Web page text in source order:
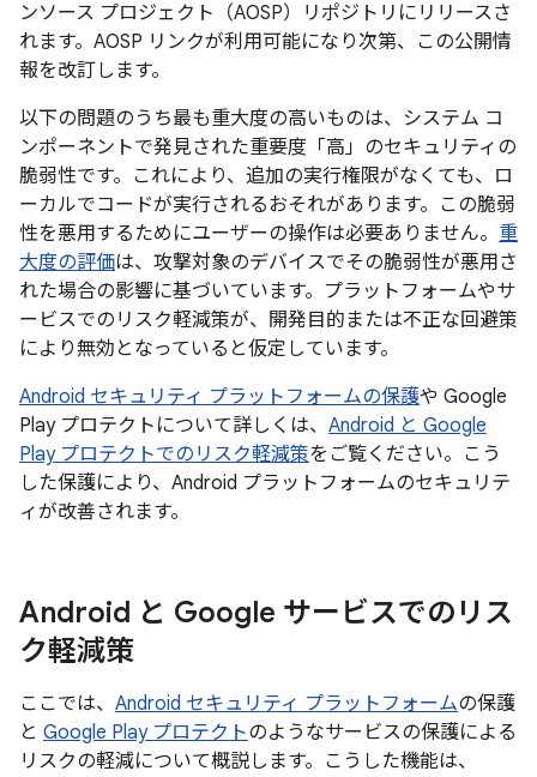
ンソース プロジェクト（AOSP）リポジトリにリリースさ
れます。AOSP リンクが利用可能になり次第、この公開情
報を改訂します。
以下の問題のうち最も重大度の高いものは、システム コ
ンポーネントで発見された重要度「高」のセキュリティの
脆弱性です。これにより、追加の実行権限がなくても、ロ
ーカルでコードが実行されるおそれがあります。この脆弱
性を悪用するためにユーザーの操作は必要ありません。 重
大度の評価は、攻撃対象のデバイスでその脆弱性が悪用さ
れた場合の影響に基づいています。プラットフォームやサ
ービスでのリスク軽減策が、開発目的または不正な回避策
により無効となっていると仮定しています。
Android セキュリティ プラットフォームの保護や Google
Play プロテクトについて詳しくは、 Android と Google
Play プロテクトでのリスク軽減策をご覧ください。こう
した保護により、Android プラットフォームのセキュリテ
ィが改善されます。
Android と Google サービスでのリス
ク軽減策
ここでは、 Android セキュリティ プラットフォームの保護
と Google Play プロテクトのようなサービスの保護による
リスクの軽減について概説します。こうした機能は、